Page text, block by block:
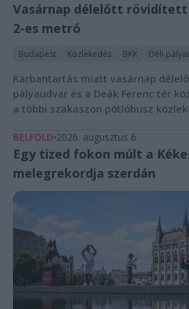
Vasárnap délelőtt
2-es metró
Budapest Közlekedés BKK Déli
Karbantartás miatt vasárnap
pályaudvar és a Deák Ferenc tér
a többi szakaszon pótlóbusz
BELFÖLD 2026. augusztus 6.
Egy tized fokon múlt a
melegrekordja szerdán